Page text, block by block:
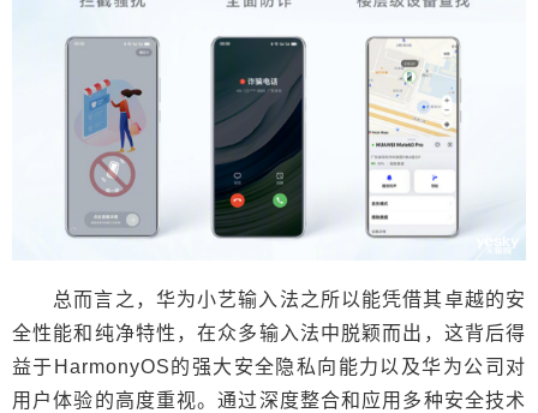
总而言之，华为小艺输入法之所以能凭借其卓越的安
全性能和纯净特性，在众多输入法中脱颖而出，这背后得
益于HarmonyOS的强大安全隐私向能力以及华为公司对
用户体验的高度重视。通过深度整合和应用多种安全技术